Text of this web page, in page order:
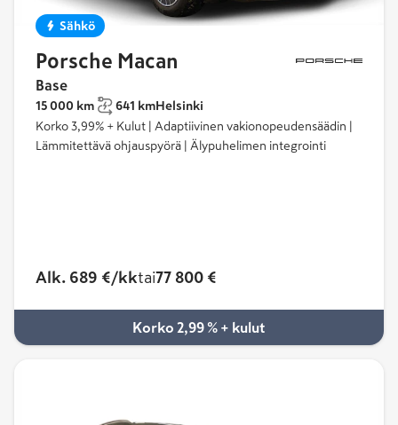
Sähkö
Porsche Macan
Base
15 000 km 641 kmHelsinki
Korko 3,99% + Kulut | Adaptiivinen vakionopeudensäädin |
Lämmitettävä ohjauspyörä | Älypuhelimen integrointi
Alk. 689 €/kktai77 800 €
Korko 2,99 % + kulut